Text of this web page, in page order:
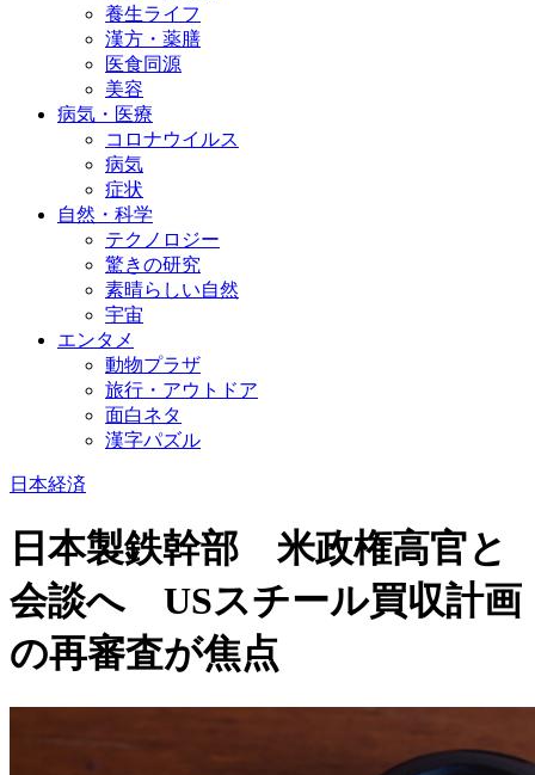
養生ライフ
漢方・薬膳
医食同源
美容
病気・医療
コロナウイルス
病気
症状
自然・科学
テクノロジー
驚きの研究
素晴らしい自然
宇宙
エンタメ
動物プラザ
旅行・アウトドア
面白ネタ
漢字パズル
日本経済
日本製鉄幹部 米政権高官と
会談へ USスチール買収計画
の再審査が焦点